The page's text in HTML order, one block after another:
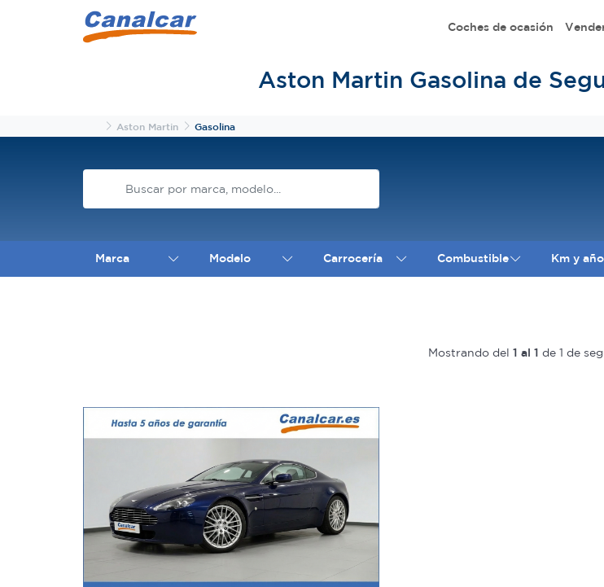
Coches de ocasión
Aston Martin Gasolina de
InicioAston Martin Gasolina
Marca Modelo Carrocería Combustible Km y
Mostrando del 1 al 1 de 1 de